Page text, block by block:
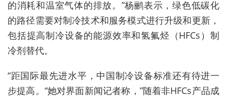
的消耗和温室气体的排放。”杨鹂表示，绿色低碳化
的路径需要对制冷技术和服务模式进行升级和更新，
包括提高制冷设备的能源效率和氢氟烃（HFCs）制
冷剂替代。
“距国际最先进水平，中国制冷设备标准还有待进一
步提高。“她对界面新闻记者称，”随着非HFCs产品成